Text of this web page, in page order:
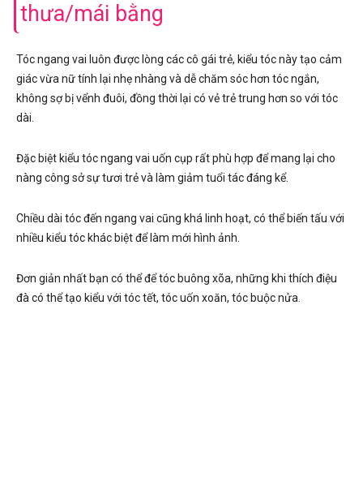
thưa/mái bằng
Tóc ngang vai luôn được lòng các cô gái trẻ, kiểu tóc này tạo cảm
giác vừa nữ tính lại nhẹ nhàng và dễ chăm sóc hơn tóc ngắn,
không sợ bị vểnh đuôi, đồng thời lại có vẻ trẻ trung hơn so với tóc
dài.
Đặc biệt kiểu tóc ngang vai uốn cụp rất phù hợp để mang lại cho
nàng công sở sự tươi trẻ và làm giảm tuổi tác đáng kể.
Chiều dài tóc đến ngang vai cũng khá linh hoạt, có thể biến tấu với
nhiều kiểu tóc khác biệt để làm mới hình ảnh.
Đơn giản nhất bạn có thể để tóc buông xõa, những khi thích điệu
đà có thể tạo kiểu với tóc tết, tóc uốn xoăn, tóc buộc nửa.